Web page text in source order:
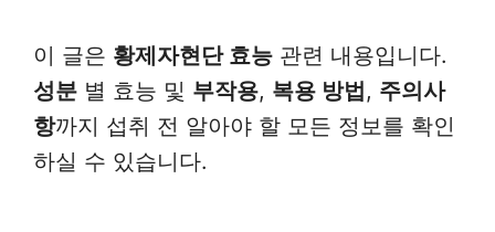
이 글은 황제자현단 효능 관련 내용입니다.
성분 별 효능 및 부작용, 복용 방법, 주의사
항까지 섭취 전 알아야 할 모든 정보를 확인
하실 수 있습니다.